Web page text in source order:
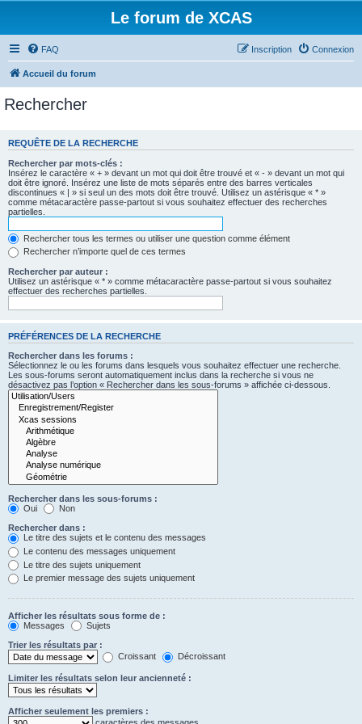
Le forum de XCAS
FAQ Connexion
Inscription
Accueil du forum
Rechercher
REQUÊTE DE LA RECHERCHE
Rechercher par mots-clés :
Insérez le caractère « + » devant un mot qui doit être trouvé et « - » devant un mot qui
doit être ignoré. Insérez une liste de mots séparés entre des barres verticales
discontinues « | » si seul un des mots doit être trouvé. Utilisez un astérisque « * »
comme métacaractère passe-partout si vous souhaitez effectuer des recherches
partielles.
Rechercher tous les termes ou utiliser une question comme élément
Rechercher n’importe quel de ces termes
Rechercher par auteur :
Utilisez un astérisque « * » comme métacaractère passe-partout si vous souhaitez
effectuer des recherches partielles.
PRÉFÉRENCES DE LA RECHERCHE
Rechercher dans les forums :
Sélectionnez le ou les forums dans lesquels vous souhaitez effectuer une recherche.
Les sous-forums seront automatiquement inclus dans la recherche si vous ne
désactivez pas l’option « Rechercher dans les sous-forums » affichée ci-dessous.
Rechercher dans les sous-forums :
Oui
Non
Rechercher dans :
Le titre des sujets et le contenu des messages
Le contenu des messages uniquement
Le titre des sujets uniquement
Le premier message des sujets uniquement
Afficher les résultats sous forme de :
Messages
Sujets
Trier les résultats par :
Croissant
Décroissant
Limiter les résultats selon leur ancienneté :
Afficher seulement les premiers :